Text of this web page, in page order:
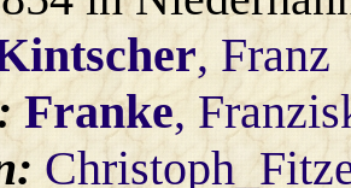
, Franz
Franke,